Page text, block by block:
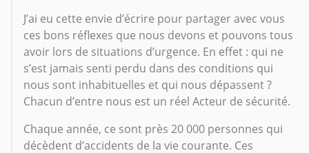
J’ai eu cette envie d’écrire pour partager avec vous
ces bons réflexes que nous devons et pouvons tous
avoir lors de situations d’urgence. En effet : qui ne
s’est jamais senti perdu dans des conditions qui
nous sont inhabituelles et qui nous dépassent ?
Chacun d’entre nous est un réel Acteur de sécurité.
Chaque année, ce sont près 20 000 personnes qui
décèdent d’accidents de la vie courante. Ces